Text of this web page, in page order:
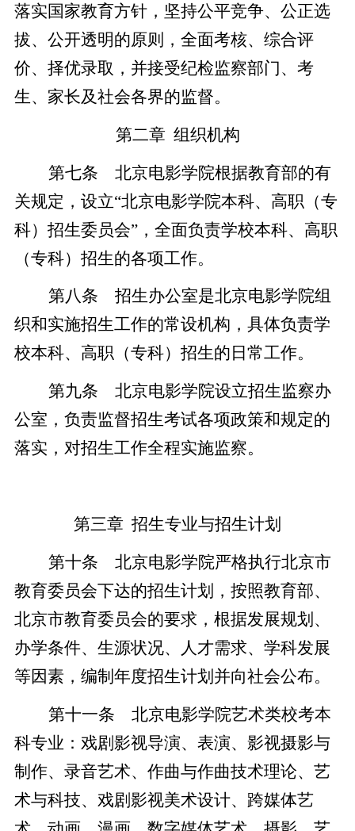
落实国家教育方针，坚持公平竞争、公正选
拔、公开透明的原则，全面考核、综合评
价、择优录取，并接受纪检监察部门、考
生、家长及社会各界的监督。
第二章 组织机构
第七条 北京电影学院根据教育部的有
关规定，设立“北京电影学院本科、高职（专
科）招生委员会”，全面负责学校本科、高职
（专科）招生的各项工作。
第八条 招生办公室是北京电影学院组
织和实施招生工作的常设机构，具体负责学
校本科、高职（专科）招生的日常工作。
第九条 北京电影学院设立招生监察办
公室，负责监督招生考试各项政策和规定的
落实，对招生工作全程实施监察。
第三章 招生专业与招生计划
第十条 北京电影学院严格执行北京市
教育委员会下达的招生计划，按照教育部、
北京市教育委员会的要求，根据发展规划、
办学条件、生源状况、人才需求、学科发展
等因素，编制年度招生计划并向社会公布。
第十一条 北京电影学院艺术类校考本
科专业：戏剧影视导演、表演、影视摄影与
制作、录音艺术、作曲与作曲技术理论、艺
术与科技、戏剧影视美术设计、跨媒体艺